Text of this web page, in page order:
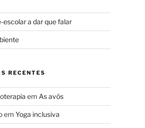
escolar a dar que falar
RECENTES
em As avós
em Yoga inclusiva